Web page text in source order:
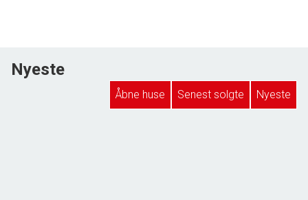
Nyeste
Åbne huse Senest solgte Nyeste